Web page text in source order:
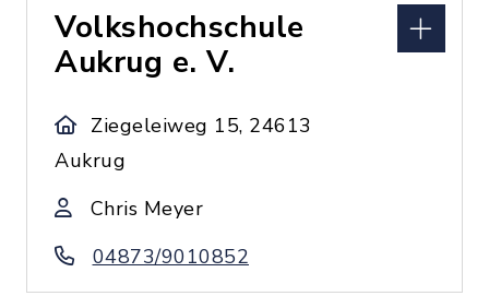
Volkshochschule
Aukrug e. V.
Ziegeleiweg 15, 24613
Aukrug
Chris Meyer
04873/9010852